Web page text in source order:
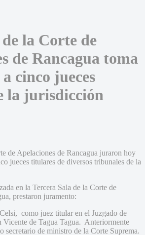
la Corte de
de Rancagua toma
cinco jueces
la jurisdicción
de Apelaciones de Rancagua juraron hoy
jueces titulares de diversos tribunales de la
en la Tercera Sala de la Corte de
prestaron juramento:
como juez titular en el Juzgado de
Vicente de Tagua Tagua. Anteriormente
secretario de ministro de la Corte Suprema.